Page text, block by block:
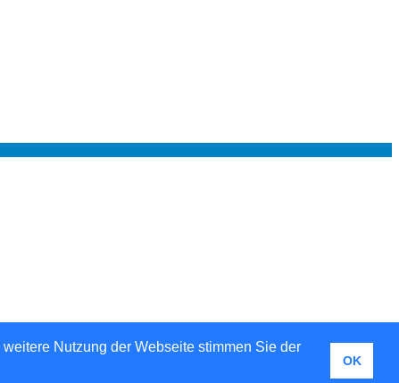
Nutzung der Webseite stimmen Sie der
OK